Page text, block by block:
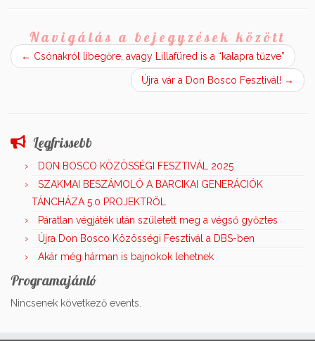
Navigálás a bejegyzések között
← Csónakról libegőre, avagy Lillafüred is a “kalapra tűzve”
Újra vár a Don Bosco Fesztivál! →
Legfrissebb
DON BOSCO KÖZÖSSÉGI FESZTIVÁL 2025
SZAKMAI BESZÁMOLÓ A BARCIKAI GENERÁCIÓK
TÁNCHÁZA 5.0 PROJEKTRŐL
Páratlan végjáték után született meg a végső győztes
Újra Don Bosco Közösségi Fesztivál a DBS-ben
Akár még hárman is bajnokok lehetnek
Programajánló
Nincsenek következő events.